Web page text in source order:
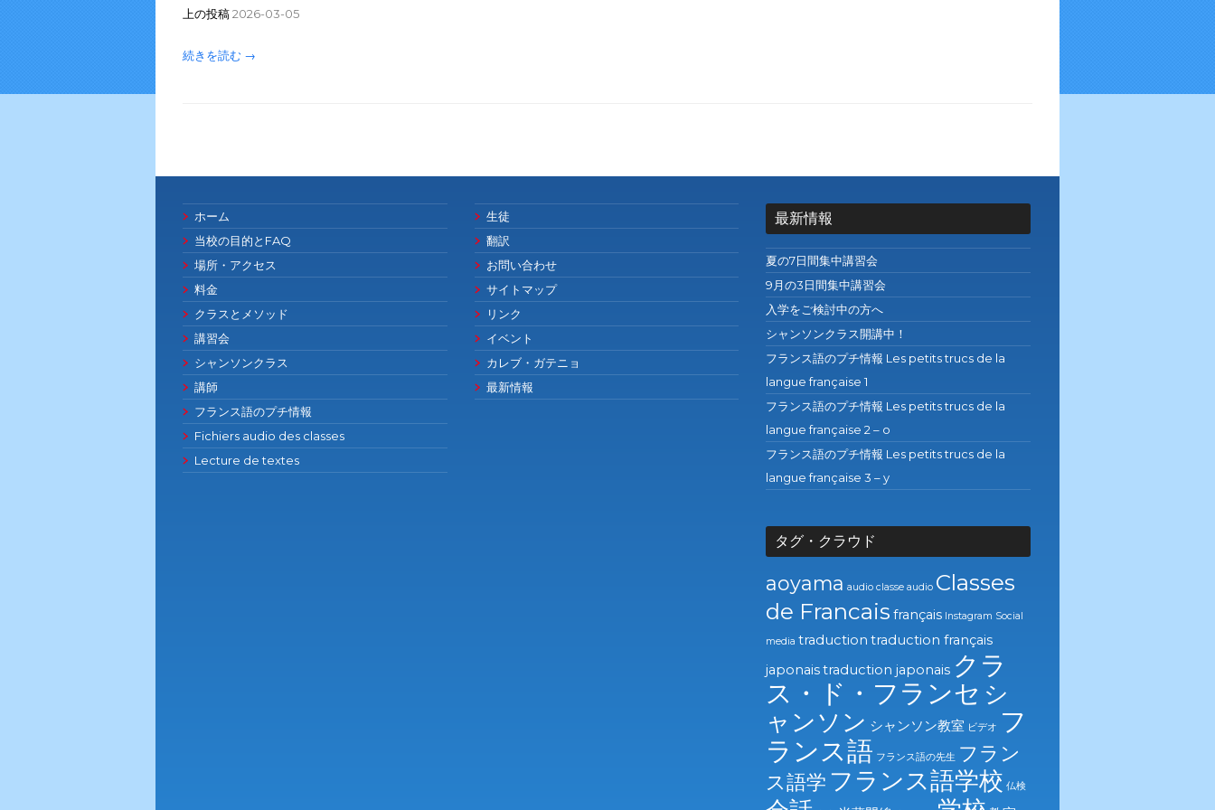
上の投稿2026-03-05
続きを読む →
ホーム
当校の目的とFAQ
場所・アクセス
料金
クラスとメソッド
講習会
シャンソンクラス
講師
フランス語のプチ情報
Fichiers audio des classes
Lecture de textes
生徒
翻訳
お問い合わせ
サイトマップ
リンク
イベント
カレブ・ガテニョ
最新情報
最新情報
夏の7日間集中講習会
9月の3日間集中講習会
入学をご検討中の方へ
シャンソンクラス開講中！
フランス語のプチ情報 Les petits trucs de la
langue française 1
フランス語のプチ情報 Les petits trucs de la
langue française 2 – o
フランス語のプチ情報 Les petits trucs de la
langue française 3 – y
タグ・クラウド
aoyama audio classe audio Classes
de Francais français Instagram Social
media traduction traduction français
japonaistraduction japonais クラ
ス・ド・フランセ シ
ャンソン シャンソン教室 ビデオ フ
ランス語 フランス語の先生 フラン
ス語学 フランス語学校 仏検